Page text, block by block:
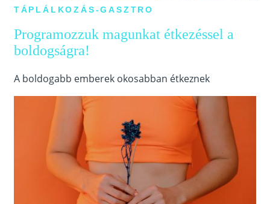
TÁPLÁLKOZÁS-GASZTRO
Programozzuk magunkat étkezéssel a
boldogságra!
A boldogabb emberek okosabban étkeznek